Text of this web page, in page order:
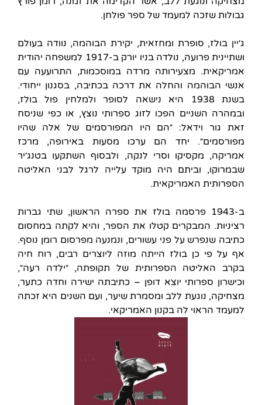
גבולות שזכה למעמד של ספר פולחן.
ג׳יין בולז, סופרת ומחזאית, יקירת הבוהמה, נוודה בעולם
ושתיינית פרועה, נולדה בניו יורק ב-1917 למשפחה יהודית
אמריקאית. מצעירותה מרדה במוסכמות, התרועעה עם
אנשי הבוהמה והחלה את דרכה בכתיבה, בסגנון ייחודי.
בשנת 1938 היא נישאה לסופר ולמלחין פול בולז,
ובמהרה השניים הפכו לזוג ספרותי נוצץ, או כפי שניסח
זאת גור וידאל: ״הם היו המפורסמים של אלה שהיו
מפורסמים״. יחד הם ערכו מסעות באירופה, מרכז
אמריקה, מקסיקו וסרי לנקה, ולבסוף השתקעו בטנג׳יר
שבמרוקו, וביתם היה מוקד עלייה לרגל לבני האליטה
הספרותית האמריקאית.
ב-1943 פרסמה בולז את ספרה הראשון, שתי גברות
רציניות. המבקרים קטלו את הספר, והיא לקתה במחסום
כתיבה שנפרש על פני עשורים, ונמנעה מפרסום רומן נוסף.
אף על פי כן בולז הייתה מוזה ליוצרים רבים, רוח חיה
בקרב האליטה הספרותית של תקופתה, ״ילדה רעה״,
וכישרון ספרותי יוצא דופן – כתיבתה ישירה וחדה כתער,
מצחיקה, נוגעת ללב ומסמרת שיער, ועם השנים היא זכתה
למעמד הראוי לה בקנון האמריקאי.